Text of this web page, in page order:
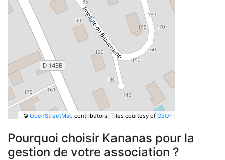
© OpenStreetMapcontributors. Tiles courtesy of GEO-
Pourquoi choisir Kananas pour la
gestion de votre association ?